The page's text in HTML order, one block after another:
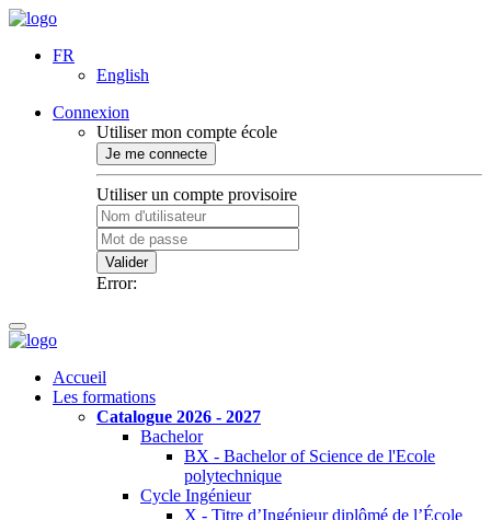
FR
English
Connexion
Utiliser mon compte école
Je me connecte
Utiliser un compte provisoire
Valider
Error:
Accueil
Les formations
Catalogue 2026 - 2027
Bachelor
BX - Bachelor of Science de l'Ecole
polytechnique
Cycle Ingénieur
X - Titre d’Ingénieur diplômé de l’École